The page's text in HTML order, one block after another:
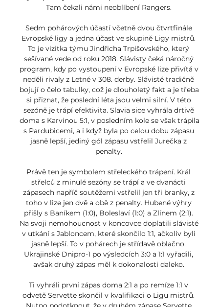
Tam čekali námi neoblíbení Rangers.
Sedm pohárových účastí včetně dvou čtvrtfinále
Evropské ligy a jedna účast ve skupině Ligy mistrů.
To je vizitka týmu Jindřicha Trpišovského, který
sešívané vede od roku 2018. Slávisty čeká náročný
program, kdy po vystoupení v Evropské lize přivítá v
neděli rivaly z Letné v 308. derby. Slávisté tradičně
bojují o čelo tabulky, což je dlouholetý fakt a je třeba
si přiznat, že poslední léta jsou velmi silní. V této
sezóně je trápí efektivita. Slavia sice vyhrála drtivě
doma s Karvinou 5:1, v posledním kole se však trápila
s Pardubicemi, a i když byla po celou dobu zápasu
jasně lepší, jediný gól zápasu vstřelil Jurečka z
penalty.
Právě ten je symbolem střeleckého trápení. Král
střelců z minulé sezóny se trápí a ve dvanácti
zápasech napříč soutěžemi vstřelil jen tři branky, z
toho v lize jen dvě a obě z penalty. Hubené výhry
přišly s Baníkem (1:0), Boleslaví (1:0) a Zlínem (2:1).
Na svoji nemohoucnost v koncovce doplatili slávisté
v utkání s Jabloncem, které skončilo 1:1, ačkoliv byli
jasně lepší. To v pohárech je střídavě oblačno.
Ukrajinské Dnipro-1 po výsledcích 3:0 a 1:1 vyřadili,
avšak druhý zápas měl k dokonalosti daleko.
Ti vyhráli první zápas doma 2:1 a po remíze 1:1 v
odvetě Servette skončil v kvalifikaci o Ligu mistrů.